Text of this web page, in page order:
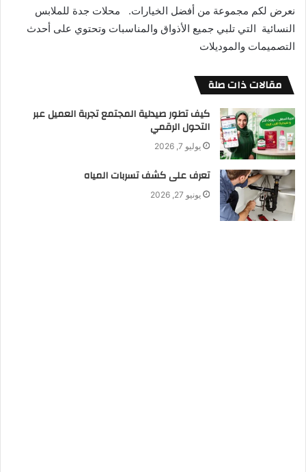
نعرض لكم مجموعة من أفضل الخيارات. محلات جدة للملابس
النسائية التي تلبي جميع الأذواق والمناسبات وتحتوي على أحدث
التصميمات والموديلات
مقالات ذات صلة
كيف تطور صيدلية المجتمع تجربة العميل عبر
التحول الرقمي
يوليو 7, 2026
تعرف على كشف تسربات المياه
يونيو 27, 2026